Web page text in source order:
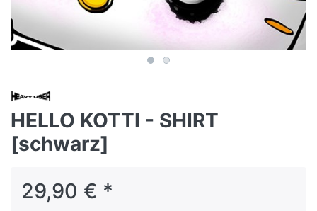
HELLO KOTTI - SHIRT
[schwarz]
29,90 € *